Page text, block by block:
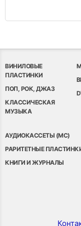
ВИНИЛОВЫЕ
ПЛАСТИНКИ
ПОП, РОК, ДЖАЗ
КЛАССИЧЕСКАЯ
МУЗЫКА
АУДИОКАССЕТЫ (MC)
РАРИТЕТНЫЕ
КНИГИ И ЖУРНАЛЫ